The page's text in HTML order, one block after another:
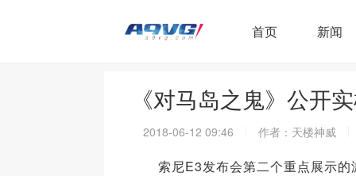
首页 新闻
《对马岛之鬼》公开
2018-06-12 09:46 作者：天楼神威
索尼E3发布会第二个重点展示的